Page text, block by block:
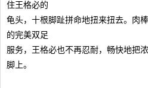
住王格必的
龟头，十根脚趾拼命地扭来扭去。肉
的完美双足
服务，王格必也不再忍耐，畅快地把
脚上。